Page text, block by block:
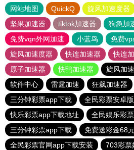
网站地图 QuickQ 旋风加速度器
坚果加速器
tiktok加速器
狗急加
免费vqn外网加速
小蓝鸟
免费
旋风加速度器
快连加速器
快连
原子加速器
快鸭加速器 旋风加
软件中心
雷霆加速 狂飙加速器
三分钟彩票app下载
全民彩票安卓
快乐彩票app下载地址
全民娱乐彩
三分钟彩票app下载
免费送彩金68
全民彩票官网app下载安装
703彩票